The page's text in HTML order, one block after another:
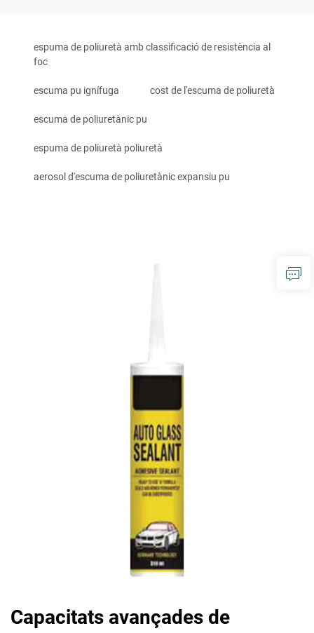
espuma de poliuretà amb classificació de resistència al
foc
escuma pu ignífuga cost de l'escuma de poliuretà
escuma de poliuretànic pu
espuma de poliuretà poliuretà
aerosol d'escuma de poliuretànic expansiu pu
Capacitats avançades de